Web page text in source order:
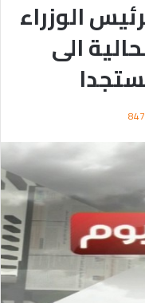
الوزراء
الى
847